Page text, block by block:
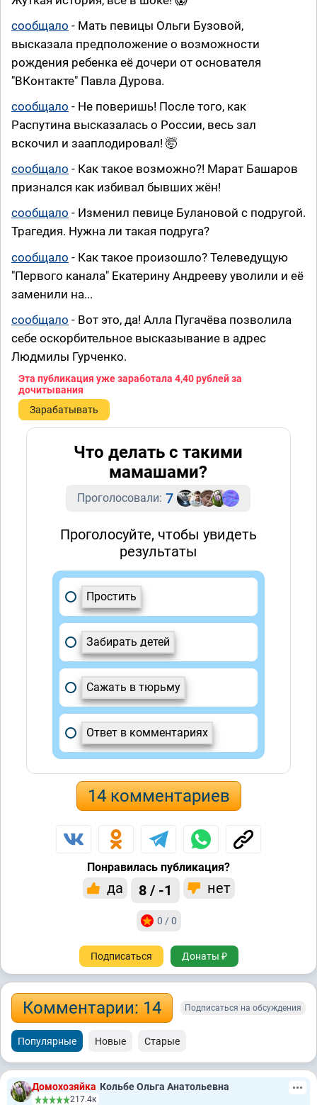
сообщало - Мать певицы Ольги Бузовой,
высказала предположение о возможности
рождения ребенка её дочери от основателя
"ВКонтакте" Павла Дурова.
сообщало - Не поверишь! После того, как
Распутина высказалась о России, весь зал
вскочил и зааплодировал! 🤯
сообщало - Как такое возможно?! Марат Башаров
признался как избивал бывших жён!
сообщало - Изменил певице Булановой с подругой.
Трагедия. Нужна ли такая подруга?
сообщало - Как такое произошло? Телеведущую
"Первого канала" Екатерину Андрееву уволили и её
заменили на...
сообщало - Вот это, да! Алла Пугачёва позволила
себе оскорбительное высказывание в адрес
Людмилы Гурченко.
Эта публикация уже заработала 4,40 рублейза
дочитывания
Зарабатывать
Что делать с такими
мамашами?
Проголосовали: 7
Проголосуйте, чтобы увидеть
результаты
Простить
Забирать детей
Сажать в тюрьму
Ответ в комментариях
14 комментариев
Понравилась публикация?
да 8 / -1 нет
0 / 0
Подписаться Донаты ₽
Комментарии: 14 Подписаться на обсуждения
Популярные Новые Старые
Домохозяйка Кольбе Ольга Анатольевна
217.4к